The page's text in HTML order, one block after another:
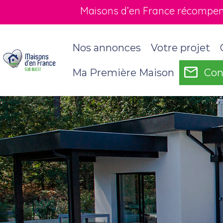
Maisons d’en France
Nos annonces Votre projet
Ma Première Maison